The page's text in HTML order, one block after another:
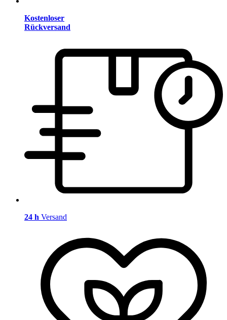
Kostenloser
Rückversand
24 h Versand